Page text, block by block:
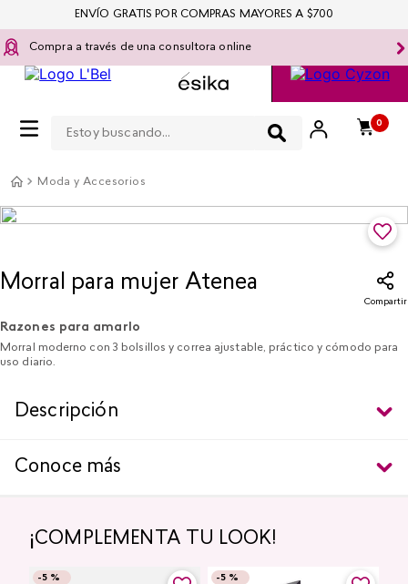
Compra a través de una consultora online
0
ENVÍO GRATIS POR COMPRAS MAYORES A $700
Moda y Accesorios
Morral para mujer Atenea
Compartir
Razones para amarlo
Morral moderno con 3 bolsillos y correa ajustable, práctico y cómodo para
uso diario.
Descripción
Conoce más
¡COMPLEMENTA TU LOOK!
-5 %
-5 %